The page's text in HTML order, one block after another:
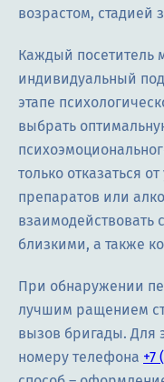
возрастом, стадией
Каждый посетитель
индивидуальный
этапе
выбрать
только отказаться
препаратов или
близкими, а также
При обнаружении
лучшим ращением
вызов бригады. Для
номеру телефона +7